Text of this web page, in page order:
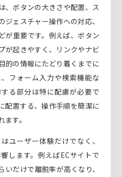
、ボタンの大きさや配置、ス
ェスチャー操作への対応、
が重要です。例えば、ボタン
が起きやすく、リンクやナビ
的の情報にたどり着くまでに
フォーム入力や検索機能な
る部分は特に配慮が必要で
配置する、操作手順を簡潔に
す。
ユーザー体験だけでなく、
します。例えばECサイトで
いだけで離脱率が高くなり、